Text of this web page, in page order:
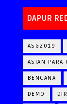
DAPUR
ASG2019
ASIAN PARA
BENCANA
DEMO